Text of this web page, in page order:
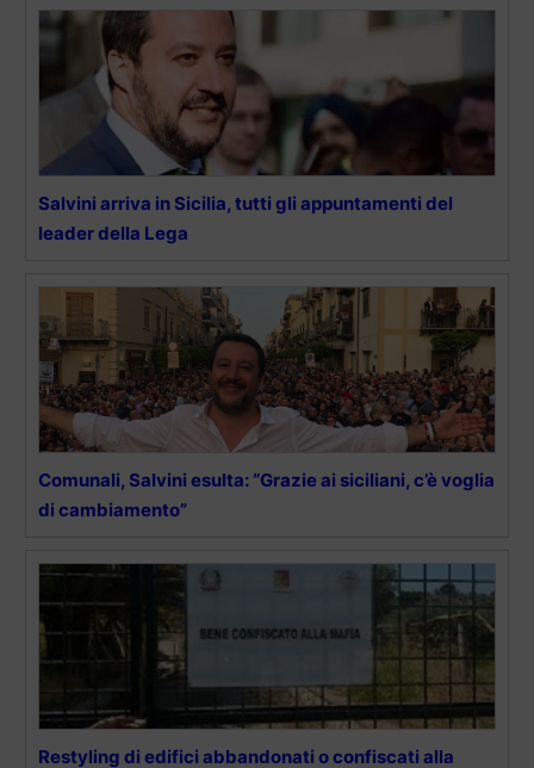
Salvini arriva in Sicilia, tutti gli appuntamenti del
leader della Lega
Comunali, Salvini esulta: “Grazie ai siciliani, c’è voglia
di cambiamento”
Restyling di edifici abbandonati o confiscati alla